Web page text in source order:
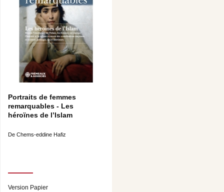
Portraits de femmes
remarquables - Les
héroïnes de l’Islam
De Chems-eddine Hafiz
Version Papier